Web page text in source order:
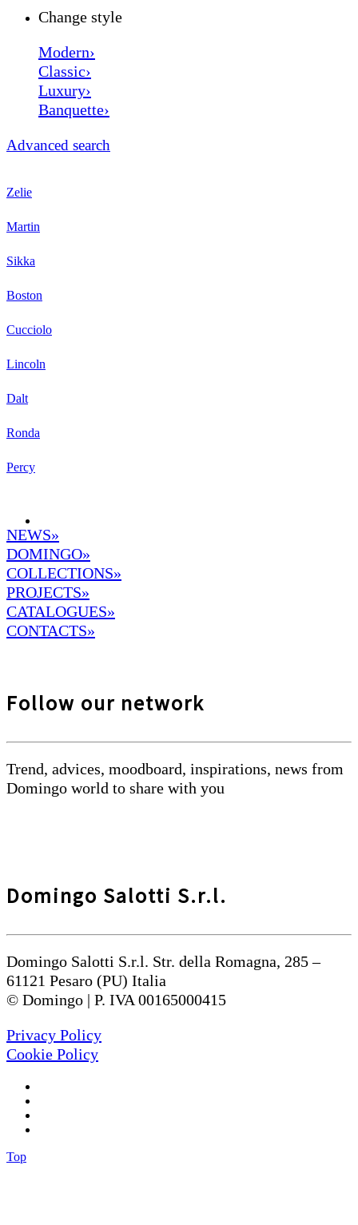
Change style
Modern›
Classic›
Luxury›
Banquette›
Advanced search
Zelie
Martin
Sikka
Boston
Cucciolo
Lincoln
Dalt
Ronda
Percy
NEWS»
DOMINGO»
COLLECTIONS»
PROJECTS»
CATALOGUES»
CONTACTS»
Follow our network
Trend, advices, moodboard, inspirations, news from
Domingo world to share with you
Domingo Salotti S.r.l.
Domingo Salotti S.r.l. Str. della Romagna, 285 –
61121 Pesaro (PU) Italia
© Domingo | P. IVA 00165000415
Privacy Policy
Cookie Policy
Top